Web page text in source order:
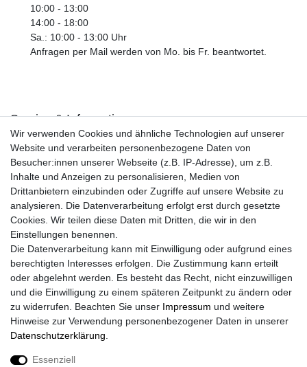
10:00 - 13:00
14:00 - 18:00
Sa.: 10:00 - 13:00 Uhr
Anfragen per Mail werden von Mo. bis Fr. beantwortet.
Service & Informationen
Kontakt
Retouren
Widerrufsrecht
Widerrufs­formular
Impressum
Daten­schutz­erklärung
AGB
Größentabelle
Kataloge
Barrierefreiheitserklärung
Sicherheitsinformationen
Zahlung und Versand
Wir verwenden Cookies und ähnliche Technologien auf unserer
Website und verarbeiten personenbezogene Daten von
Besucher:innen unserer Webseite (z.B. IP-Adresse), um z.B.
Inhalte und Anzeigen zu personalisieren, Medien von
Drittanbietern einzubinden oder Zugriffe auf unsere Website zu
analysieren. Die Datenverarbeitung erfolgt erst durch gesetzte
Cookies. Wir teilen diese Daten mit Dritten, die wir in den
Einstellungen benennen.
Die Datenverarbeitung kann mit Einwilligung oder aufgrund eines
berechtigten Interesses erfolgen. Die Zustimmung kann erteilt
oder abgelehnt werden. Es besteht das Recht, nicht einzuwilligen
und die Einwilligung zu einem späteren Zeitpunkt zu ändern oder
zu widerrufen. Beachten Sie unser Impressum und weitere
Hinweise zur Verwendung personenbezogener Daten in unserer
Daten­schutz­erklärung
Essenziell